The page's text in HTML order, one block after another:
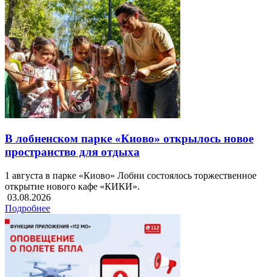
В лобненском парке «Киово» открылось новое
пространство для отдыха
1 августа в парке «Киово» Лобни состоялось торжественное
открытие нового кафе «КИКИ».
03.08.2026
Подробнее